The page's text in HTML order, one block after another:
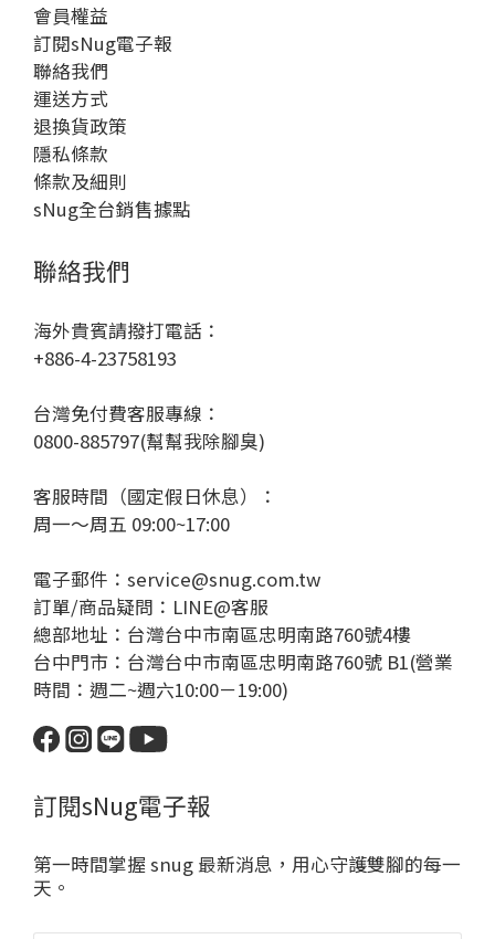
會員權益
訂閱sNug電子報
聯絡我們
運送方式
退換貨政策
隱私條款
條款及細則
sNug全台銷售據點
聯絡我們
海外貴賓請撥打電話：
+886-4-23758193
台灣免付費客服專線：
0800-885797(幫幫我除腳臭)
客服時間（國定假日休息）：
周一～周五 09:00~17:00
電子郵件：service@snug.com.tw
訂單/商品疑問： LINE@客服
總部地址：台灣台中市南區忠明南路760號4樓
台中門市：台灣台中市南區忠明南路760號 B1(營業
時間：週二~週六10:00－19:00)
訂閱sNug電子報
第一時間掌握 snug 最新消息，用心守護雙腳的每一
天。